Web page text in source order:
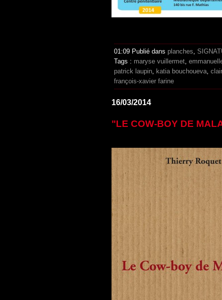
01:09 Publié dans planches,
Tags : maryse vuillermet,
patrick laupin, katia bouchoueva,
françois-xavier farine
16/03/2014
"LE COW-BOY DE